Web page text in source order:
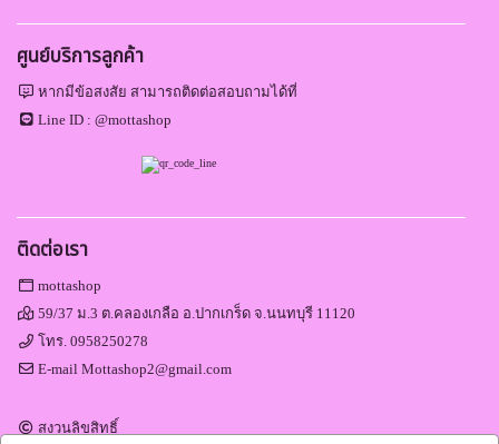
ศูนย์บริการลูกค้า
หากมีข้อสงสัย สามารถติดต่อสอบถามได้ที่
Line ID :@mottashop
ติดต่อเรา
mottashop
59/37 ม.3 ต.คลองเกลือ อ.ปากเกร็ด จ.นนทบุรี 11120
โทร.0958250278
E-mailMottashop2@gmail.com
สงวนลิขสิทธิ์